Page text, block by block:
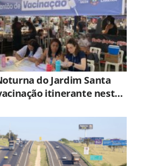
do Jardim Santa
itinerante nesta